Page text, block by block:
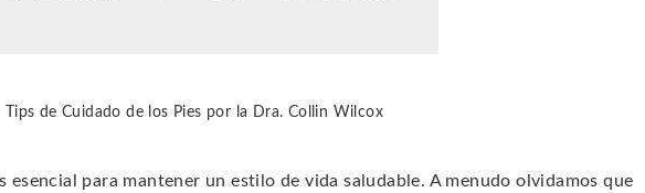
Tips de Cuidado de los Pies por la Dra. Collin Wilcox
esencial para mantener un estilo de vida saludable. A menudo olvidamos que